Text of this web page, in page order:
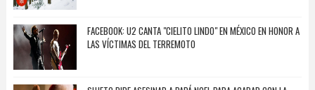
FACEBOOK: U2 CANTA "CIELITO LINDO" EN MÉXICO EN HONOR A
LAS VÍCTIMAS DEL TERREMOTO